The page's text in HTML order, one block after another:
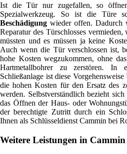
Ist die Tür nur zugefallen, so
Spezialwerkzeug. So ist die Türe
Beschädigung wieder offen. Dadurch
Reparatur des Türschlosses
müssten und es müssen ja keine
Auch wenn die Tür verschlossen ist,
hohe Kosten wegzukommen, ohne
Hartmetallbohrer zu zerstören. In
Schließanlage ist diese
die hohen Kosten für den Ersatz des
werden. Selbstverständlich bezieht
das Öffnen der Haus- oder
der berechtigte Zutritt durch ein
Ihnen als Schlüsseldienst Cammin bei
Weitere Leistungen in